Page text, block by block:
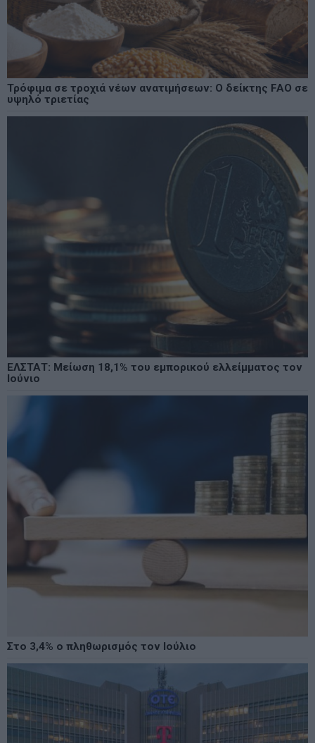
Τρόφιμα σε τροχιά νέων ανατιμήσεων: Ο δείκτης FAO σε
υψηλό τριετίας
ΕΛΣΤΑΤ: Μείωση 18,1% του εμπορικού ελλείμματος τον
Ιούνιο
Στο 3,4% ο πληθωρισμός τον Ιούλιο